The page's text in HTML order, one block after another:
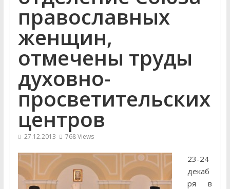
православных
женщин,
отмечены труды
духовно-
просветительских
центров
27.12.2013 768 Views
23-24
декаб
ря в